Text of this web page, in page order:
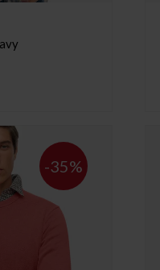
Navy
-35%